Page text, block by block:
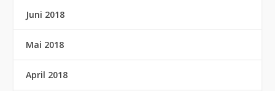
Juni 2018
Mai 2018
April 2018